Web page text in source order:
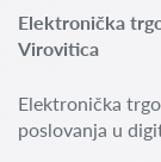
Elektronička
Virovitica
Elektronička
poslovanja u